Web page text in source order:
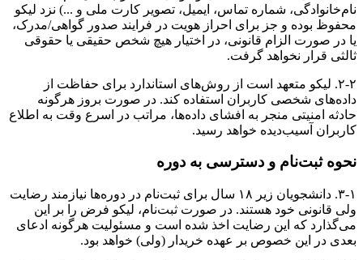
نام‌خانوادگی، شماره تماس، ایمیل، تصویر کارت ملی و ...) نزد لیکو
محفوظ بوده و جز برای احراز هویت در فرایند صدور گواهی/مدرک،
یا در صورت الزام قانونی، در اختیار هیچ شخص حقیقی یا حقوقی
ثالثی قرار نخواهد گرفت.
۲-۲. لیکو متعهد است از روش‌های استاندارد برای حفاظت از
داده‌های شخصی کاربران استفاده کند. در صورت بروز هرگونه
حادثه امنیتی منجر به افشای داده‌ها، مراتب در اسرع وقت به اطلاع
کاربران آسیب‌دیده خواهد رسید.
نحوه ثبت‌نام و دسترسی به دوره
۳-۱. دانشجویان زیر ۱۸ سال برای ثبت‌نام در دوره‌ها نیازمند رضایت
ولی قانونی خود هستند. در صورت ثبت‌نام، لیکو فرض را بر این
می‌گذارد که این رضایت اخذ شده است و مسئولیت هرگونه ادعای
بعدی در این خصوص بر عهده خریدار (ولی) خواهد بود.